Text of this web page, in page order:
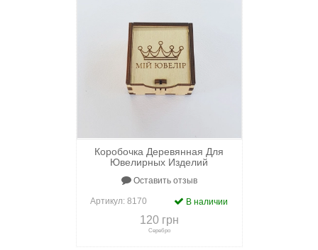
Коробочка Деревянная Для
Ювелирных Изделий
Оставить отзыв
Артикул: 8170 В наличии
120 грн
Серебро